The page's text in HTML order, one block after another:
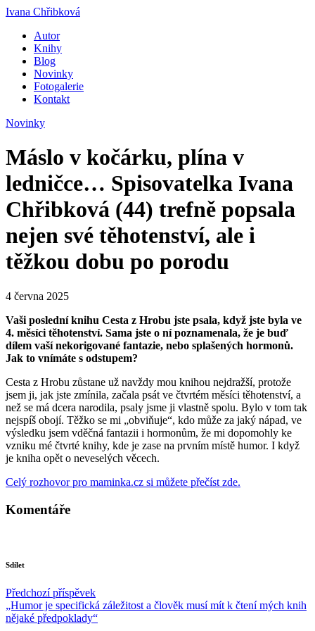
Ivana Chřibková
Autor
Knihy
Blog
Novinky
Fotogalerie
Kontakt
Novinky
Máslo v kočárku, plína v
ledničce… Spisovatelka Ivana
Chřibková (44) trefně popsala
nejen své těhotenství, ale i
těžkou dobu po porodu
4 června 2025
Vaši poslední knihu Cesta z Hrobu jste psala, když jste byla ve
4. měsíci těhotenství. Sama jste o ní poznamenala, že je buď
dílem vaší nekorigované fantazie, nebo splašených hormonů.
Jak to vnímáte s odstupem?
Cesta z Hrobu zůstane už navždy mou knihou nejdražší, protože
jsem ji, jak jste zmínila, začala psát ve čtvrtém měsíci těhotenství, a
než se má dcera narodila, psaly jsme ji vlastně spolu. Bylo v tom tak
nejspíš obojí. Těžko se mi „obviňuje“, kdo může za jaký nápad, ve
výsledku jsem vděčná fantazii i hormonům, že mi dopomohly ke
vzniku mé čtvrté knihy, kde je zase na prvním místě humor. I když
je kniha opět o neveselých věcech.
Celý rozhovor pro maminka.cz si můžete přečíst zde.
Komentáře
Sdílet
Předchozí příspěvek
„Humor je specifická záležitost a člověk musí mít k čtení mých knih
nějaké předpoklady“